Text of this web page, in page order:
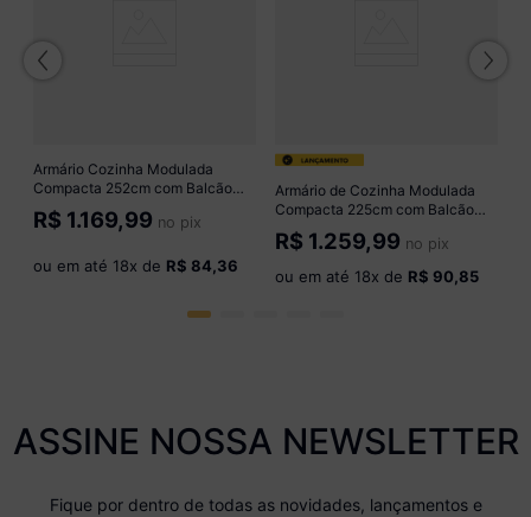
Armário Cozinha Modulada
Compacta 252cm com Balcão
Veneza Multimóveis MP3760
Branco/Dourado
R$ 1.169,99 no pix
ou em até 18x de R$ 84,36
Armário de Cozinha Modulada
Compacta 225cm com Balcão
para Cooktop Veneza
Multimóveis MP2265
R$ 1.259,99 no pix
ou em até 18x de R$ 90,85
ASSINE NOSSA NEWSLETTER
Fique por dentro de todas as novidades, lançamentos e